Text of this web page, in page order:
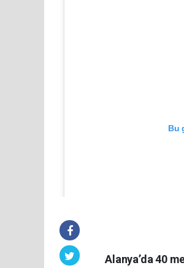
Bu
Alanya’da 40